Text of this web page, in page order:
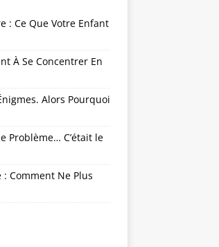
: Ce Que Votre Enfant
À Se Concentrer En
Alors Pourquoi
Problème… C’était le
Comment Ne Plus